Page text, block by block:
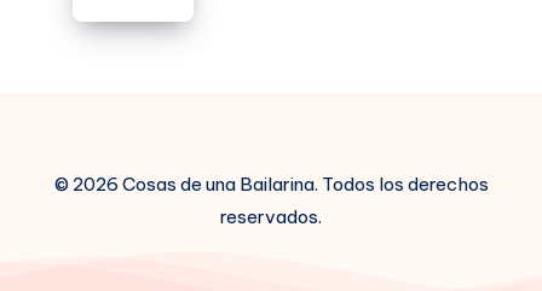
© 2026 Cosas de una Bailarina. Todos los derechos
reservados.